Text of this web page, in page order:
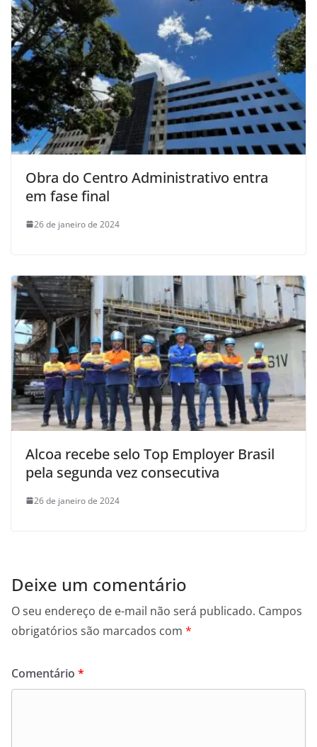
Obra do Centro Administrativo entra
em fase final
26 de janeiro de 2024
Alcoa recebe selo Top Employer Brasil
pela segunda vez consecutiva
26 de janeiro de 2024
Deixe um comentário
O seu endereço de e-mail não será publicado. Campos
obrigatórios são marcados com *
Comentário *